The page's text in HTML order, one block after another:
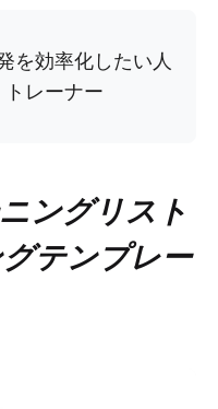
を効率化したい人
レーナー
ングリスト
テンプレー